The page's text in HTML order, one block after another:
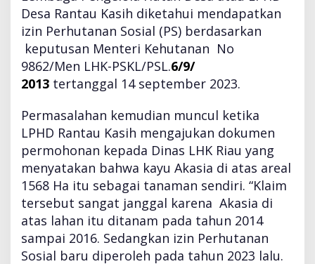
Desa Rantau Kasih diketahui mendapatkan
izin Perhutanan Sosial (PS) berdasarkan
keputusan Menteri Kehutanan No
9862/Men LHK-PSKL/PSL.6/9/
2013 tertanggal 14 september 2023.
Permasalahan kemudian muncul ketika
LPHD Rantau Kasih mengajukan dokumen
permohonan kepada Dinas LHK Riau yang
menyatakan bahwa kayu Akasia di atas areal
1568 Ha itu sebagai tanaman sendiri. “Klaim
tersebut sangat janggal karena Akasia di
atas lahan itu ditanam pada tahun 2014
sampai 2016. Sedangkan izin Perhutanan
Sosial baru diperoleh pada tahun 2023 lalu.